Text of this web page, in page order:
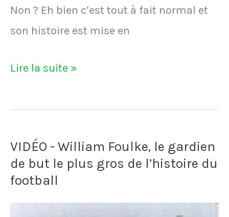
Non ? Eh bien c’est tout à fait normal et
son histoire est mise en
Marcos
Ramiro
vendu
100
Lire la suite »
VIDÉO - William Foulke, le gardien
de but le plus gros de l’histoire du
football